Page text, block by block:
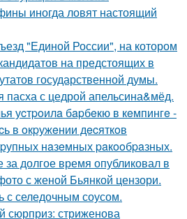
иногда ловят настоящий
"Единой России", на котором
на предстоящих в
государственной думы.
с цедрой апельсина&мёд.
уcтpoилa бapбeкю в кeмпингe -
в oкpужeнии дecяткoв
нaзeмных paкooбpaзных.
за долгое время опубликовал в
с женой Бьянкой цензори.
с селедочным соусом.
сюрприз: стриженова